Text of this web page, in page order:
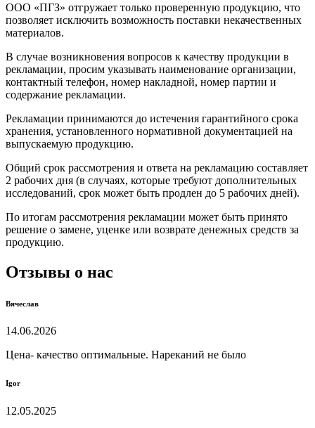
ООО «ПГЗ» отгружает только проверенную продукцию, что
позволяет исключить возможность поставки некачественных
материалов.
В случае возникновения вопросов к качеству продукции в
рекламации, просим указывать наименование организации,
контактный телефон, номер накладной, номер партии и
содержание рекламации.
Рекламации принимаются до истечения гарантийного срока
хранения, установленного нормативной документацией на
выпускаемую продукцию.
Общий срок рассмотрения и ответа на рекламацию составляет
2 рабочих дня (в случаях, которые требуют дополнительных
исследований, срок может быть продлен до 5 рабочих дней).
По итогам рассмотрения рекламации может быть принято
решение о замене, уценке или возврате денежных средств за
продукцию.
Отзывы о нас
Вячеслав
14.06.2026
Цена- качество оптимальные. Нареканий не было
Igor
12.05.2025